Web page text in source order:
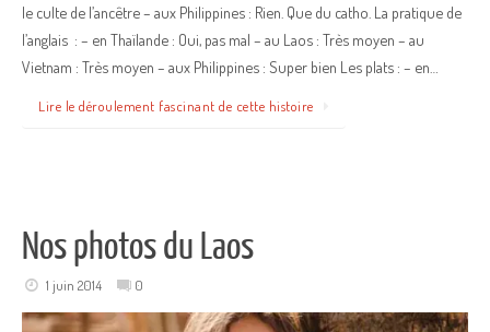
le culte de l’ancêtre – aux Philippines : Rien. Que du catho. La pratique de
l’anglais : – en Thaïlande : Oui, pas mal – au Laos : Très moyen – au
Vietnam : Très moyen – aux Philippines : Super bien Les plats : – en…
Lire le déroulement fascinant de cette histoire
Nos photos du Laos
1 juin 2014 0